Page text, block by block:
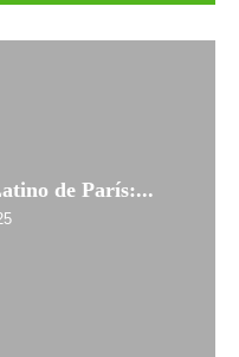
de París:...